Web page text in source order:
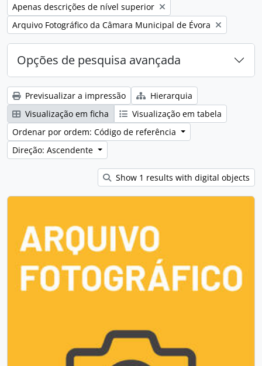
Remove filter:
Apenas descrições de nível superior
Remove filter:
Arquivo Fotográfico da Câmara Municipal de Évora
Opções de pesquisa avançada
Previsualizar a impressão
Hierarquia
Visualização em ficha
Visualização em tabela
Ordenar por ordem: Código de referência
Direção: Ascendente
Show 1 results with digital objects